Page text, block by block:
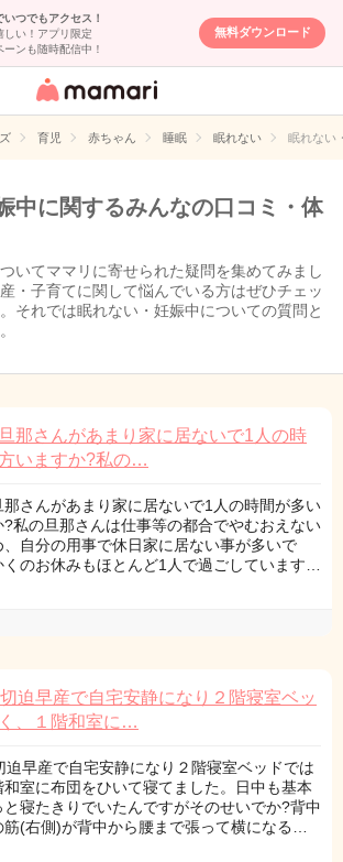
いつでもアクセス！
しい！アプリ限定
ーンも随時配信中！
無料ダウンロード
女性専用匿名QA
イト
育児 赤ちゃん 睡眠 眠れない 眠れない
中に関するみんなの口コミ・体
いてママリに寄せられた疑問を集めてみまし
・子育てに関して悩んでいる方はぜひチェッ
それでは眠れない・妊娠中についての質問と
那さんがあまり家に居ないで1人の時
いますか?私の…
那さんがあまり家に居ないで1人の時間が多い
?私の旦那さんは仕事等の都合でやむおえない
、自分の用事で休日家に居ない事が多いで
のお休みもほとんど1人で過ごしています…
迫早産で自宅安静になり２階寝室ベッ
、１階和室に…
迫早産で自宅安静になり２階寝室ベッドでは
和室に布団をひいて寝てました。日中も基本
と寝たきりでいたんですがそのせいでか?背中
(右側)が背中から腰まで張って横になる…